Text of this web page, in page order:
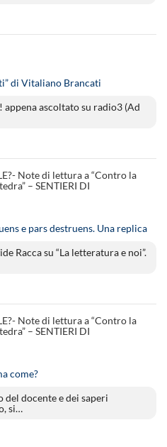
di Vitaliano Brancati
ascoltato su radio3 (Ad
Note di lettura a “Contro la
– SENTIERI DI
e pars destruens. Una replica
Racca su “La letteratura e noi”.
Note di lettura a “Contro la
– SENTIERI DI
come?
docente e dei saperi
si…